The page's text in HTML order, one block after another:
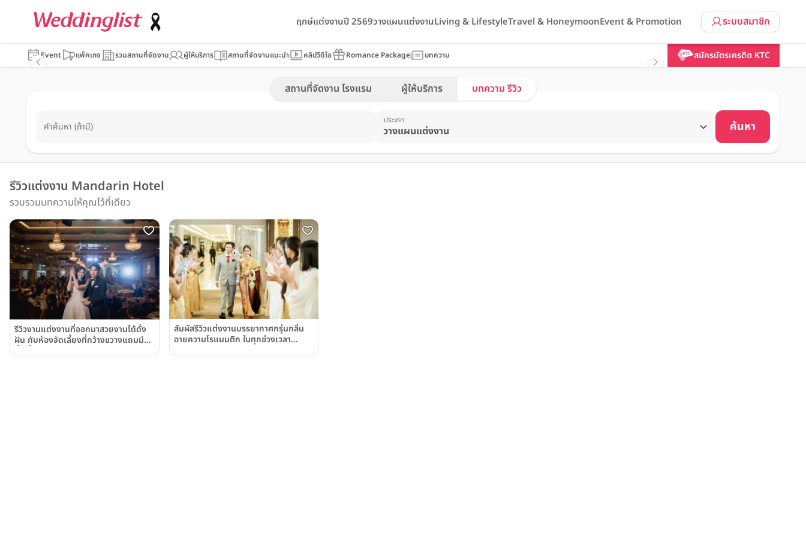
ระบบสมาชิก
ฤกษ์แต่งงานปี 2569วางแผนแต่งงานLiving & LifestyleTravel & HoneymoonEvent & Promotion
Event แพ็คเกจ รวมสถานที่จัดงาน ผู้ให้บริการ สถานที่จัดงานแนะนำ คลิปวีดีโอ Romance Package บทความ สมัครบัตรเครดิต KTC
สถานที่จัดงาน โรงแรม ผู้ให้บริการ บทความ รีวิว
คำค้นหา (ถ้ามี)
ประเภท ค้นหา
รีวิวแต่งงาน Mandarin Hotel
รวบรวมบทความให้คุณไว้ที่เดียว
รีวิวงานแต่งงานที่ออกมาสวยงามได้ดั่ง
ฝัน กับห้องจัดเลี้ยงที่กว้างขวางแถมมี
สัมผัสรีวิวแต่งงานบรรยากาศกรุ่นกลิ่น
อายความโรแมนติก ในทุกช่วงเวลา